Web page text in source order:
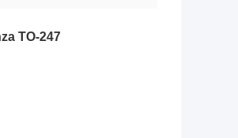
TO-247